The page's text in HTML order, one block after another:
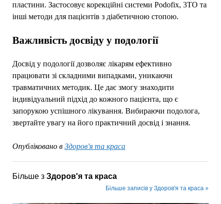
пластини. Застосовує корекційні системи Podofix, 3ТО та
інші методи для пацієнтів з діабетичною стопою.
Важливість досвіду у подології
Досвід у подології дозволяє лікарям ефективно
працювати зі складними випадками, уникаючи
травматичних методик. Це дає змогу знаходити
індивідуальний підхід до кожного пацієнта, що є
запорукою успішного лікування. Вибираючи подолога,
звертайте увагу на його практичний досвід і знання.
Опубліковано в Здоров'я та краса
Більше з Здоров'я та краса
Більше записів у Здоров'я та краса »